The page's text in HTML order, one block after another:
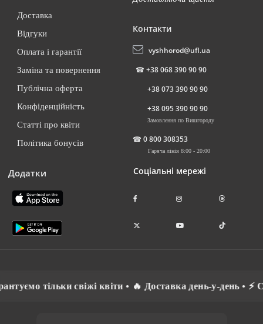
Доставка
Відгуки
Оплата і гарантії
Заміна та повернення
Публічна оферта
Конфіденційність
Статті про квіти
Політика бонусів
Додатки
Контакти
vyshhorod@ufl.ua
☎ +38 068 390 90 90
+38 073 390 90 90
+38 095 390 90 90
Замовлення по Вишгороду
☎ 0 800 308353
Гаряча лінія 8:00 - 20:00
Соціальні мережі
свіжі квіти • 🔥 Доставка день-у-день • ⚡